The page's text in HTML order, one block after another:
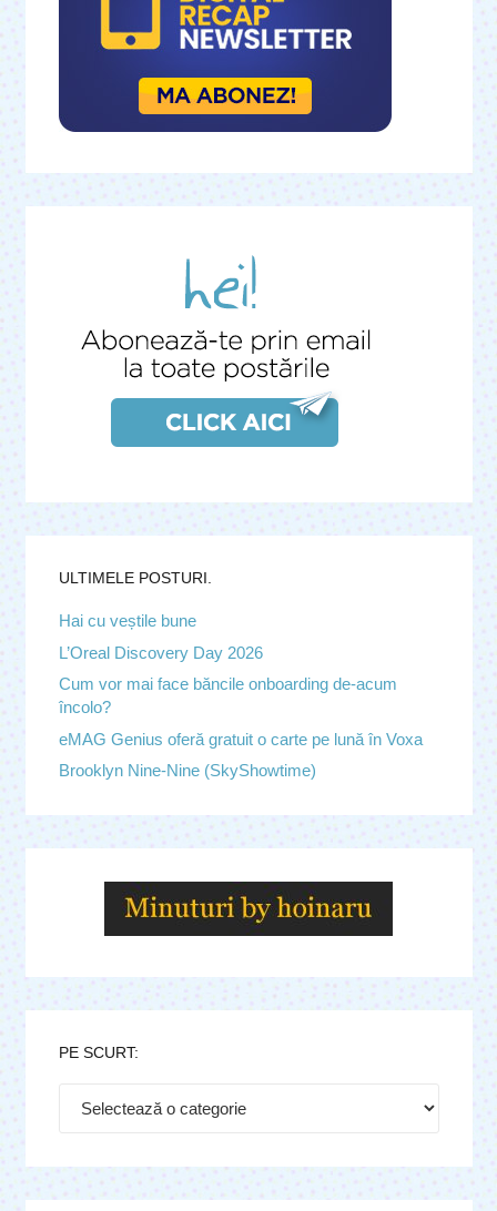
ULTIMELE POSTURI.
Hai cu veștile bune
L’Oreal Discovery Day 2026
Cum vor mai face băncile onboarding de-acum
încolo?
eMAG Genius oferă gratuit o carte pe lună în Voxa
Brooklyn Nine-Nine (SkyShowtime)
PE SCURT: